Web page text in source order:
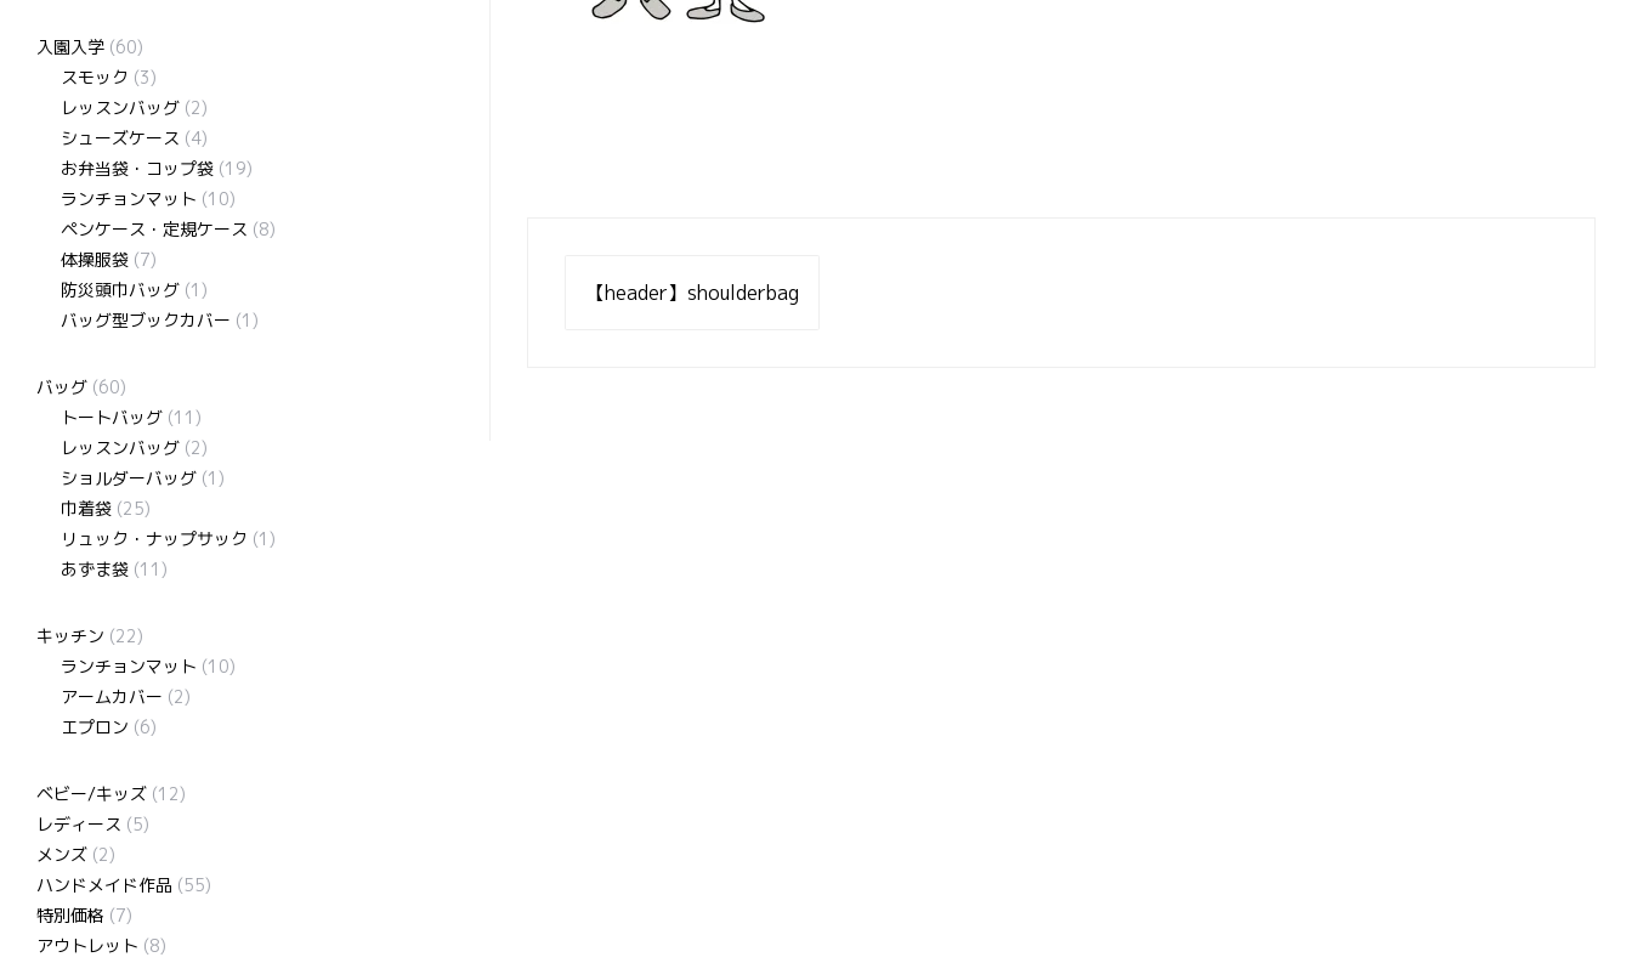
【header】shoulderbag
入園入学 (60)
スモック (3)
レッスンバッグ (2)
シューズケース (4)
お弁当袋・コップ袋 (19)
ランチョンマット (10)
ペンケース・定規ケース (8)
体操服袋 (7)
防災頭巾バッグ (1)
バッグ型ブックカバー (1)
バッグ (60)
トートバッグ (11)
レッスンバッグ (2)
ショルダーバッグ (1)
巾着袋 (25)
リュック・ナップサック (1)
あずま袋 (11)
キッチン (22)
ランチョンマット (10)
アームカバー (2)
エプロン (6)
ベビー/キッズ (12)
レディース (5)
メンズ (2)
ハンドメイド作品 (55)
特別価格 (7)
アウトレット (8)